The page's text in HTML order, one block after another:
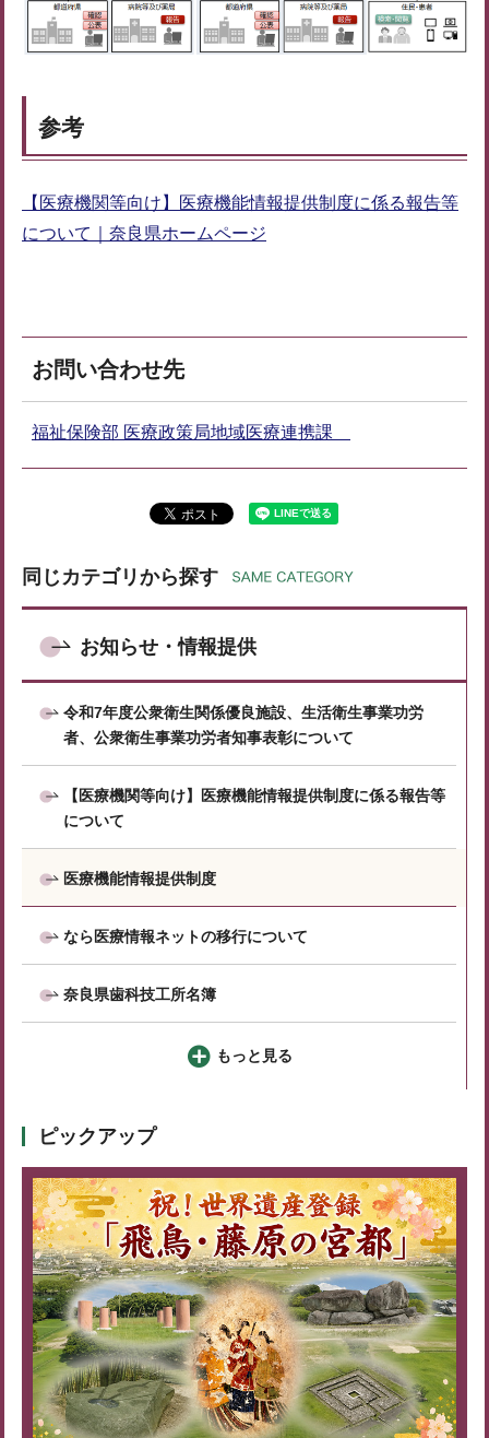
参考
【医療機関等向け】医療機能情報提供制度に係る報告等
について｜奈良県ホームページ
お問い合わせ先
福祉保険部 医療政策局地域医療連携課
同じカテゴリから探す
お知らせ・情報提供
令和7年度公衆衛生関係優良施設、生活衛生事業功労
者、公衆衛生事業功労者知事表彰について
【医療機関等向け】医療機能情報提供制度に係る報告等
について
医療機能情報提供制度
なら医療情報ネットの移行について
奈良県歯科技工所名簿
もっと見る
ピックアップ